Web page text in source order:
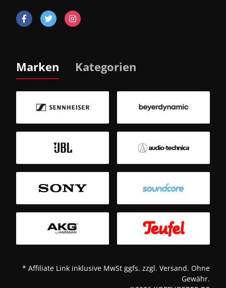
Marken Kategorien
* Affiliate Link inklusive MwSt ggfs. zzgl. Versand. Ohne
Gewähr.